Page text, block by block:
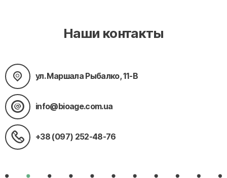
Наши контакты
ул. Маршала Рыбалко, 11-В
info@bioage.com.ua
+38 (097) 252-48-76